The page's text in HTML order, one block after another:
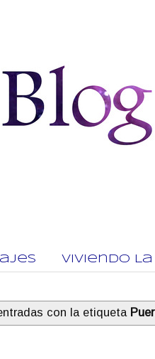
Viviendo
con la etiqueta